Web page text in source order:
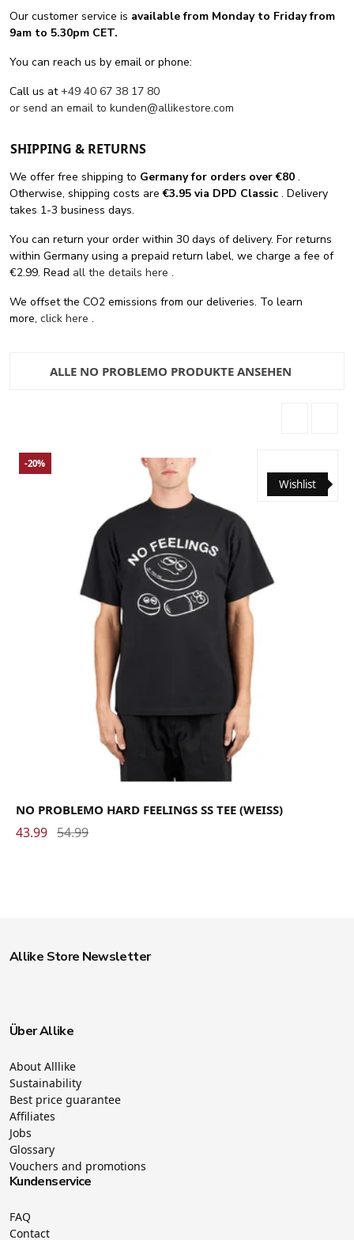
Our customer service is available from Monday to Friday from
9am to 5.30pm CET.
You can reach us by email or phone:
Call us at+49 40 67 38 17 80
or send an email to kunden@allikestore.com
SHIPPING & RETURNS
We offer free shipping to Germany for orders over €80 .
Otherwise, shipping costs are€3.95 via DPD Classic . Delivery
takes 1-3 business days.
You can return your order within 30 days of delivery. For returns
within Germany using a prepaid return label, we charge a fee of
€2.99. Read all the details here .
We offset the CO2 emissions from our deliveries. To learn
more, click here .
ALLE NO PROBLEMO PRODUKTE ANSEHEN
Wishlist
-20%
NO PROBLEMO HARD FEELINGS SS TEE (WEISS)
43.99 54.99
Allike Store Newsletter
Über Allike
About Alllike
Sustainability
Best price guarantee
Affiliates
Jobs
Glossary
Vouchers and promotions
Kundenservice
FAQ
Contact